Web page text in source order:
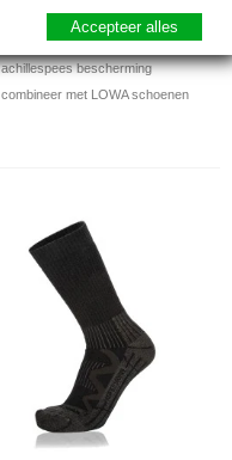
anti-bacterie
vocht, warmte regulerend
achillespees bescherming
combineer met LOWA schoenen
Accepteer alles